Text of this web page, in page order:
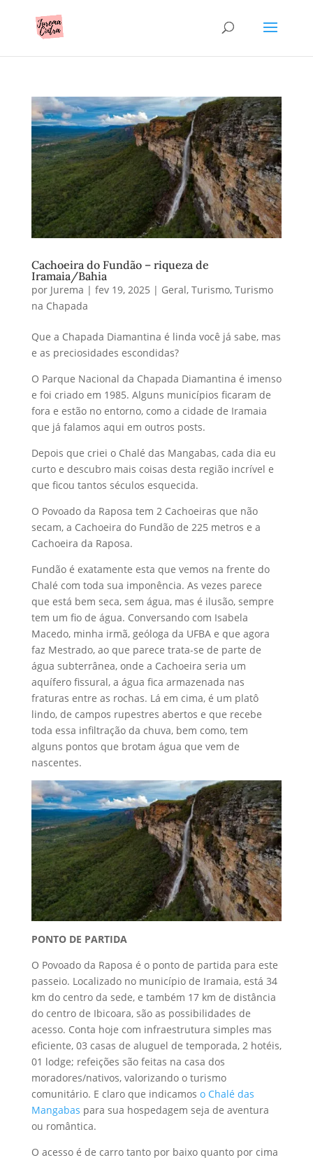
Cachoeira do Fundão – riqueza de
Iramaia/Bahia
por Jurema | fev 19, 2025 | Geral, Turismo, Turismo
na Chapada
Que a Chapada Diamantina é linda você já sabe, mas
e as preciosidades escondidas?
O Parque Nacional da Chapada Diamantina é imenso
e foi criado em 1985. Alguns municípios ficaram de
fora e estão no entorno, como a cidade de Iramaia
que já falamos aqui em outros posts.
Depois que criei o Chalé das Mangabas, cada dia eu
curto e descubro mais coisas desta região incrível e
que ficou tantos séculos esquecida.
O Povoado da Raposa tem 2 Cachoeiras que não
secam, a Cachoeira do Fundão de 225 metros e a
Cachoeira da Raposa.
Fundão é exatamente esta que vemos na frente do
Chalé com toda sua imponência. As vezes parece
que está bem seca, sem água, mas é ilusão, sempre
tem um fio de água. Conversando com Isabela
Macedo, minha irmã, geóloga da UFBA e que agora
faz Mestrado, ao que parece trata-se de parte de
água subterrânea, onde a Cachoeira seria um
aquífero fissural, a água fica armazenada nas
fraturas entre as rochas. Lá em cima, é um platô
lindo, de campos rupestres abertos e que recebe
toda essa infiltração da chuva, bem como, tem
alguns pontos que brotam água que vem de
nascentes.
PONTO DE PARTIDA
O Povoado da Raposa é o ponto de partida para este
passeio. Localizado no município de Iramaia, está 34
km do centro da sede, e também 17 km de distância
do centro de Ibicoara, são as possibilidades de
acesso. Conta hoje com infraestrutura simples mas
eficiente, 03 casas de aluguel de temporada, 2 hotéis,
01 lodge; refeições são feitas na casa dos
moradores/nativos, valorizando o turismo
comunitário. E claro que indicamos o Chalé das
Mangabas para sua hospedagem seja de aventura
ou romântica.
O acesso é de carro tanto por baixo quanto por cima